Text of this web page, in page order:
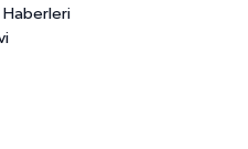
Haberleri